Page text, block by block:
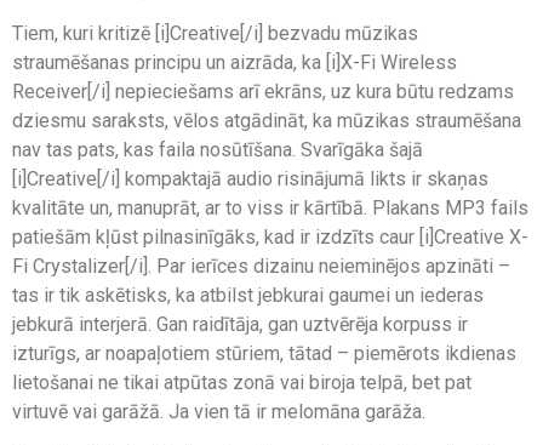
Tiem, kuri kritizē [i]Creative[/i] bezvadu mūzikas
straumēšanas principu un aizrāda, ka [i]X-Fi Wireless
Receiver[/i] nepieciešams arī ekrāns, uz kura būtu redzams
dziesmu saraksts, vēlos atgādināt, ka mūzikas straumēšana
nav tas pats, kas faila nosūtīšana. Svarīgāka šajā
[i]Creative[/i] kompaktajā audio risinājumā likts ir skaņas
kvalitāte un, manuprāt, ar to viss ir kārtībā. Plakans MP3 fails
patiešām kļūst pilnasinīgāks, kad ir izdzīts caur [i]Creative X-
Fi Crystalizer[/i]. Par ierīces dizainu neieminējos apzināti –
tas ir tik askētisks, ka atbilst jebkurai gaumei un iederas
jebkurā interjerā. Gan raidītāja, gan uztvērēja korpuss ir
izturīgs, ar noapaļotiem stūriem, tātad – piemērots ikdienas
lietošanai ne tikai atpūtas zonā vai biroja telpā, bet pat
virtuvē vai garāžā. Ja vien tā ir melomāna garāža.